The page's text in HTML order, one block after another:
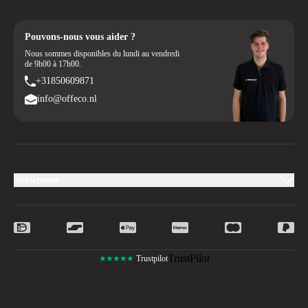
Pouvons-nous vous aider ?
Nous sommes disponibles du lundi au vendredi
de 9h00 à 17h00.
+31850609871
info@offeco.nl
★★★★★ TrustpilotTrustPilot